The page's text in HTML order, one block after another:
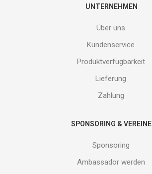
UNTERNEHMEN
Über uns
Kundenservice
Produktverfügbarkeit
Lieferung
Zahlung
SPONSORING & VEREINE
Sponsoring
Ambassador werden